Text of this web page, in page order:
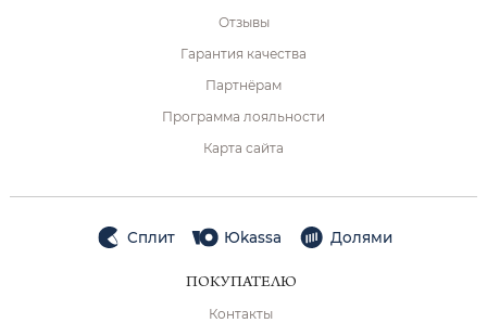
Отзывы
Гарантия качества
Партнёрам
Программа лояльности
Карта сайта
Сплит Юkassa Долями
ПОКУПАТЕЛЮ
Контакты